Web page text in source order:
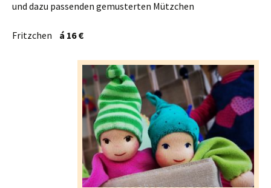
und dazu passenden gemusterten Mützchen
Fritzchen á 16 €